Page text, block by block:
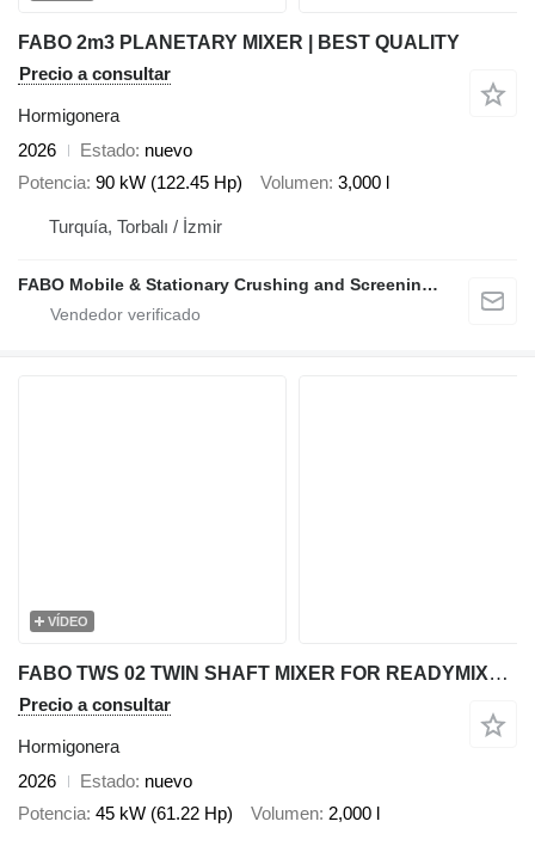
FABO 2m3 PLANETARY MIXER | BEST QUALITY
Precio a consultar
Hormigonera
2026
Estado nuevo
Potencia 90 kW (122.45 Hp) Volumen 3,000 l
Turquía, Torbalı / İzmir
FABO Mobile & Stationary Crushing and Screening Plants | Concrete Batching Plants Manufacturer
VÍDEO
FABO TWS 02 TWIN SHAFT MIXER FOR READYMIXTURE | HIGH CAPACITY
Precio a consultar
Hormigonera
2026
Estado nuevo
Potencia 45 kW (61.22 Hp) Volumen 2,000 l